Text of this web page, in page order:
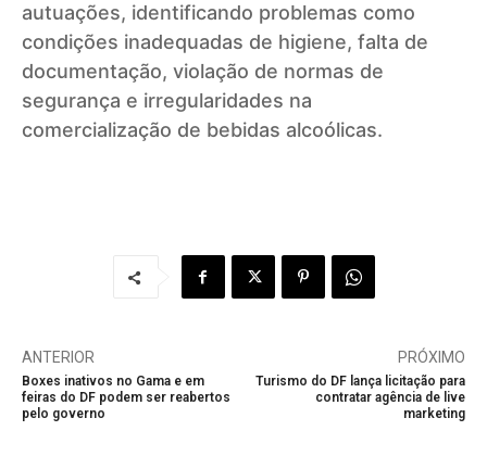
autuações, identificando problemas como
condições inadequadas de higiene, falta de
documentação, violação de normas de
segurança e irregularidades na
comercialização de bebidas alcoólicas.
ANTERIOR
Boxes inativos no Gama e em
feiras do DF podem ser reabertos
pelo governo
PRÓXIMO
Turismo do DF lança licitação para
contratar agência de live
marketing